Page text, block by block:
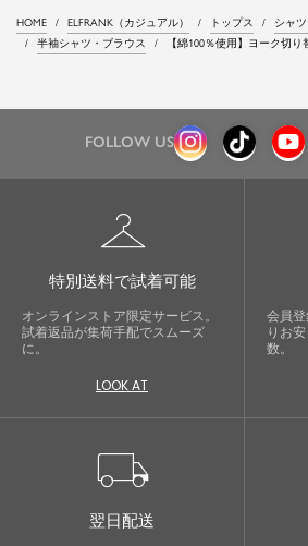
HOME ELFRANK（カジュアル） トップス
シャ
半袖シャツ・ブラウス
【綿100％使用】ヨーク切
FOLLOW US
checkroom
特別送料で試着可能
オンラインストア限定サービス。
試着返品が集荷手配でスムーズ
に。
LOOK AT
会員
りお
数。
local_shipping
翌日配送